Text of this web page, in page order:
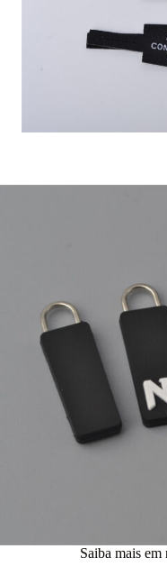
Saiba mais em